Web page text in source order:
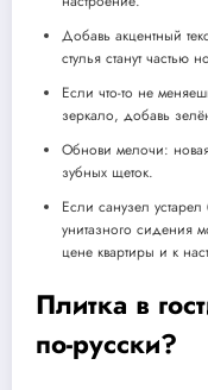
Добавь акцентный
стулья станут частью
Если что-то не
зеркало, добавь
Обнови мелочи:
зубных щеток.
Если санузел
унитазного сидения
цене квартиры и к
Плитка в
по-русски?